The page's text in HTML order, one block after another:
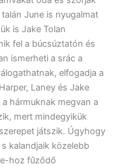
June is nyugalmat
is Jake Tolan
fel a búcsúztatón és
ismerheti a srác a
elfogadja a
Laney és Jake
hármuknak megvan a
mert mindegyikük
játszik. Úgyhogy
kalandjaik közelebb
hoz fűződő